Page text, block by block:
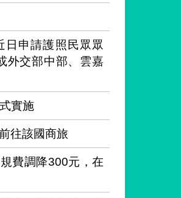
申請護照民眾眾
外交部中部、雲嘉
實施
往該國商旅
費調降300元，在